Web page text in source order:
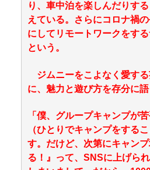
り、車中泊を楽しんだりす
えている。さらにコロナ禍
にしてリモートワークをす
という。
ジムニーをこよなく愛する
に、魅力と遊び方を存分に語
「僕、グループキャンプが
（ひとりでキャンプをする
す。だけど、次第にキャン
る！』って、SNSに上げら